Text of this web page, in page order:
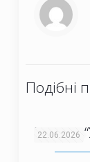
Подібні
22.06.2026
Проєкт